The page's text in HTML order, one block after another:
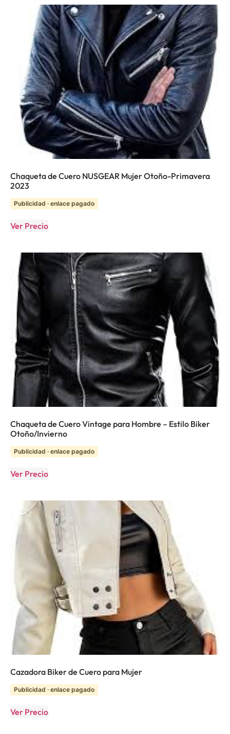
Chaqueta de Cuero NUSGEAR Mujer Otoño-Primavera
2023
Publicidad · enlace pagado
Ver Precio
Chaqueta de Cuero Vintage para Hombre – Estilo Biker
Otoño/Invierno
Publicidad · enlace pagado
Ver Precio
Cazadora Biker de Cuero para Mujer
Publicidad · enlace pagado
Ver Precio